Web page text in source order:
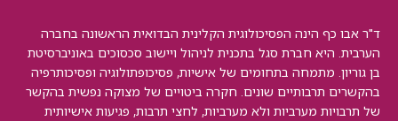
ד"ר אבו כף הינה הפסיכולוגית הקלינית הבדואית הראשונה בחברה
הערבית. היא חברת סגל בתכנית לניהול ויישוב סכסוכים באוניברסיטת
בן גוריון. מתמחה בתחומים של אישיות, פסיכופתולוגיה ופסיכותרפיה
בהקשרים תרבותיים שונים. חקרה ביטויים של מצוקה נפשית בהקשר
של תרבויות מערביות ולא מערביות, לחצי תרבות, פגיעות אישיותית